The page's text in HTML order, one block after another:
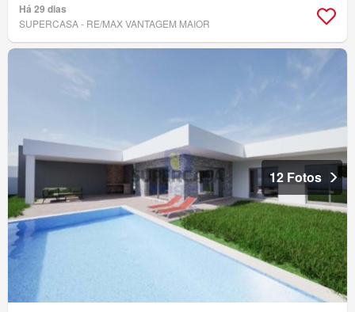
Há 29 dias
SUPERCASA - RE/MAX VANTAGEM MAIOR
12 Fotos